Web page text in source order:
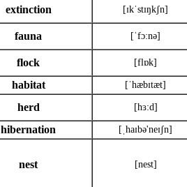
extinction [ɪkˈstɪŋkʃn]
fauna [ˈfɔ:nə]
flock [flɒk]
habitat [ˈhæbɪtæt]
herd [hɜ:d]
hibernation [ˌhaɪbə'neɪʃn]
nest [nest]